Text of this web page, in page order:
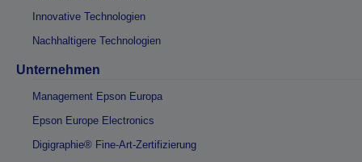
Innovative Technologien
Nachhaltigere Technologien
Unternehmen
Management Epson Europa
Epson Europe Electronics
Digigraphie® Fine-Art-Zertifizierung